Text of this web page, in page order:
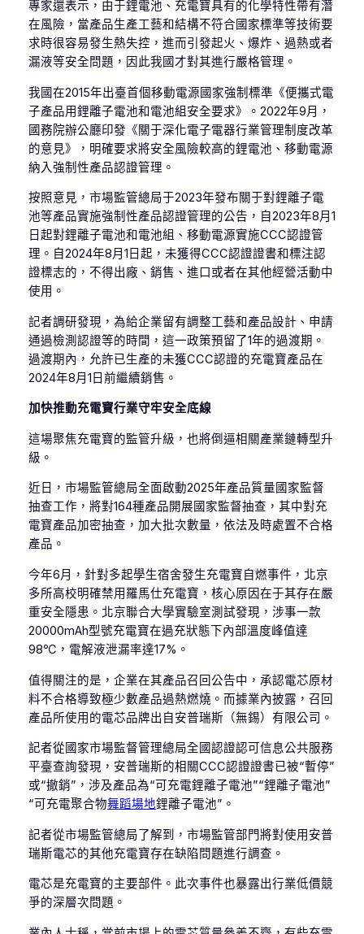
專家還表示，由于鋰電池、充電寶具有的化學特性帶有潛
在風險，當產品生產工藝和結構不符合國家標準等技術要
求時很容易發生熱失控，進而引發起火、爆炸、過熱或者
漏液等安全問題，因此我國才對其進行嚴格管理。
我國在2015年出臺首個移動電源國家強制標準《便攜式電
子產品用鋰離子電池和電池組安全要求》。2022年9月，
國務院辦公廳印發《關于深化電子電器行業管理制度改革
的意見》，明確要求將安全風險較高的鋰電池、移動電源
納入強制性產品認證管理。
按照意見，市場監管總局于2023年發布關于對鋰離子電
池等產品實施強制性產品認證管理的公告，自2023年8月1
日起對鋰離子電池和電池組、移動電源實施CCC認證管
理。自2024年8月1日起，未獲得CCC認證證書和標注認
證標志的，不得出廠、銷售、進口或者在其他經營活動中
使用。
記者調研發現，為給企業留有調整工藝和產品設計、申請
通過檢測認證等的時間，這一政策預留了1年的過渡期。
過渡期內，允許已生產的未獲CCC認證的充電寶產品在
2024年8月1日前繼續銷售。
加快推動充電寶行業守牢安全底線
這場聚焦充電寶的監管升級，也將倒逼相關產業鏈轉型升
級。
近日，市場監管總局全面啟動2025年產品質量國家監督
抽查工作，將對164種產品開展國家監督抽查，其中對充
電寶產品加密抽查，加大批次數量，依法及時處置不合格
產品。
今年6月，針對多起學生宿舍發生充電寶自燃事件，北京
多所高校明確禁用羅馬仕充電寶，核心原因在于其存在嚴
重安全隱患。北京聯合大學實驗室測試發現，涉事一款
20000mAh型號充電寶在過充狀態下內部溫度峰值達
98℃，電解液泄漏率達17%。
值得關注的是，企業在其產品召回公告中，承認電芯原材
料不合格導致極少數產品過熱燃燒。而據業內披露，召回
產品所使用的電芯品牌出自安普瑞斯（無錫）有限公司。
記者從國家市場監督管理總局全國認證認可信息公共服務
平臺查詢發現，安普瑞斯的相關CCC認證證書已被“暫停”
或“撤銷”，涉及產品為“可充電鋰離子電池”“鋰離子電池”
“可充電聚合物舞蹈場地鋰離子電池”。
記者從市場監管總局了解到，市場監管部門將對使用安普
瑞斯電芯的其他充電寶存在缺陷問題進行調查。
電芯是充電寶的主要部件。此次事件也暴露出行業低價競
爭的深層次問題。